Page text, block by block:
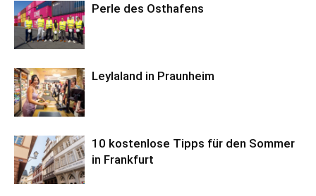
Perle des Osthafens
Leylaland in Praunheim
10 kostenlose Tipps für den Sommer
in Frankfurt